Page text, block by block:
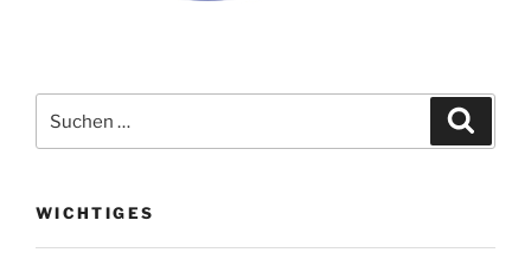
nach:
WICHTIGES